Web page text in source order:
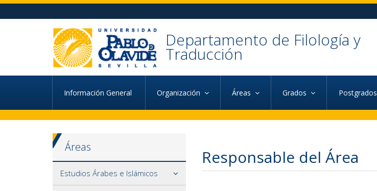
Ir al contenido principal de la página (alt + s)
Ir al pie de la página (alt + p)
Ir al menú principal (alt + u)
Departamento de Filología y
Traducción
Información General Organización Áreas Grados Postgrados
Áreas
Estudios Árabes e Islámicos
Responsable del Área